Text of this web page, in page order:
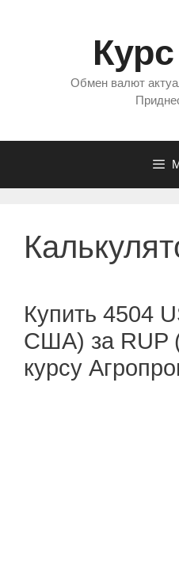
Обмен валют
Купить 4504
США) за RUP
курсу